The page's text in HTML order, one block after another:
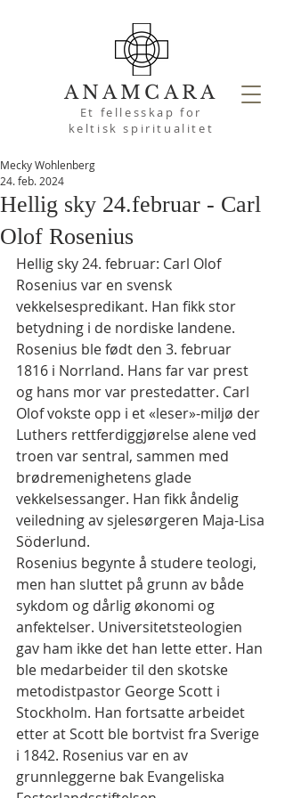
ANAMCARA
Et fellesskap for
keltisk spiritualitet
Hellig sky 24.februar - Carl
Olof Rosenius
Mecky Wohlenberg
24. feb. 2024
Hellig sky 24. februar: Carl Olof
Rosenius var en svensk
vekkelsespredikant. Han fikk stor
betydning i de nordiske landene.
Rosenius ble født den 3. februar
1816 i Norrland. Hans far var prest
og hans mor var prestedatter. Carl
Olof vokste opp i et «leser»-miljø der
Luthers rettferdiggjørelse alene ved
troen var sentral, sammen med
brødremenighetens glade
vekkelsessanger. Han fikk åndelig
veiledning av sjelesørgeren Maja-Lisa
Söderlund.
Rosenius begynte å studere teologi,
men han sluttet på grunn av både
sykdom og dårlig økonomi og
anfektelser. Universitetsteologien
gav ham ikke det han lette etter. Han
ble medarbeider til den skotske
metodistpastor George Scott i
Stockholm. Han fortsatte arbeidet
etter at Scott ble bortvist fra Sverige
i 1842. Rosenius var en av
grunnleggerne bak Evangeliska